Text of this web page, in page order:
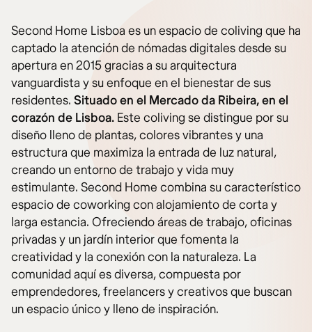
Second Home Lisboa es un espacio de coliving que ha
captado la atención de nómadas digitales desde su
apertura en 2015 gracias a su arquitectura
vanguardista y su enfoque en el bienestar de sus
residentes. Situado en el Mercado da Ribeira, en el
corazón de Lisboa. Este coliving se distingue por su
diseño lleno de plantas, colores vibrantes y una
estructura que maximiza la entrada de luz natural,
creando un entorno de trabajo y vida muy
estimulante. Second Home combina su característico
espacio de coworking con alojamiento de corta y
larga estancia. Ofreciendo áreas de trabajo, oficinas
privadas y un jardín interior que fomenta la
creatividad y la conexión con la naturaleza. La
comunidad aquí es diversa, compuesta por
emprendedores, freelancers y creativos que buscan
un espacio único y lleno de inspiración.